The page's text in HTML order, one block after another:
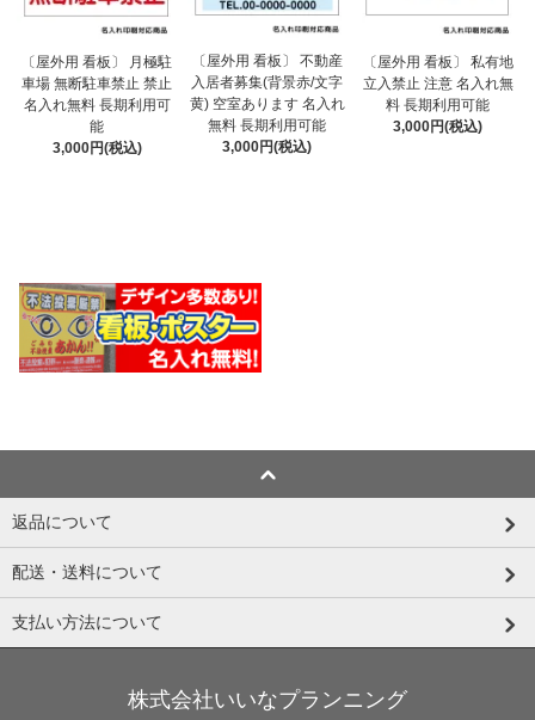
〔屋外用 看板〕 月極駐
車場 無断駐車禁止 禁止
名入れ無料 長期利用可
能
3,000円(税込)
〔屋外用 看板〕 不動産
入居者募集(背景赤/文字
黄) 空室あります 名入れ
無料 長期利用可能
3,000円(税込)
〔屋外用 看板〕 私有地
立入禁止 注意 名入れ無
料 長期利用可能
3,000円(税込)
返品について
配送・送料について
支払い方法について
株式会社いいなプランニング